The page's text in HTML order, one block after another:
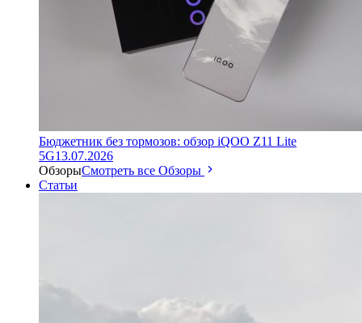
Бюджетник без тормозов: обзор iQOO Z11 Lite
5G13.07.2026
ОбзорыСмотреть все Обзоры
Статьи